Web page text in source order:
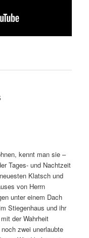
kennt man sie –
Tages- und Nachtzeit
Klatsch und
von Herrn
unter einem Dach
Stiegenhaus und ihr
der Wahrheit
zwei unerlaubte